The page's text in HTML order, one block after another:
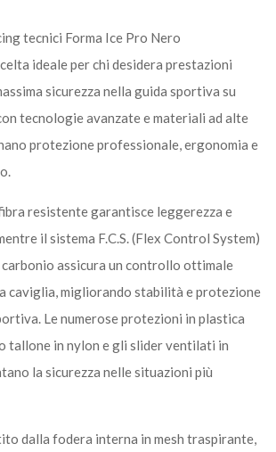
tecnici Forma Ice Pro Nero
ideale per chi desidera prestazioni
sicurezza nella guida sportiva su
tecnologie avanzate e materiali ad alte
protezione professionale, ergonomia e
resistente garantisce leggerezza e
il sistema F.C.S. (Flex Control System)
assicura un controllo ottimale
caviglia, migliorando stabilità e protezione
Le numerose protezioni in plastica
tallone in nylon e gli slider ventilati in
la sicurezza nelle situazioni più
dalla fodera interna in mesh traspirante,